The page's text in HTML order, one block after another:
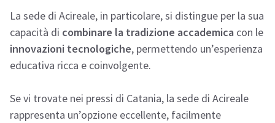
La sede di Acireale, in particolare, si distingue per la sua
capacità di combinare la tradizione accademica con le
innovazioni tecnologiche, permettendo un’esperienza
educativa ricca e coinvolgente.
Se vi trovate nei pressi di Catania, la sede di Acireale
rappresenta un’opzione eccellente, facilmente